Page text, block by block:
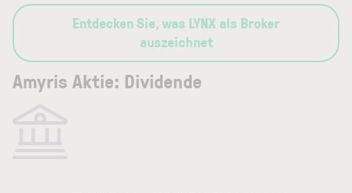
Entdecken Sie, was LYNX als Broker
auszeichnet
Amyris Aktie: Dividende